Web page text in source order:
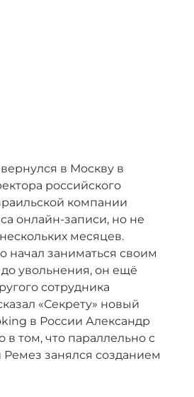
в Москву в
российского
компании
онлайн-записи, но не
месяцев.
начал заниматься своим
увольнения, он ещё
сотрудника
«Секрету» новый
в России Александр
в том, что параллельно с
занялся созданием